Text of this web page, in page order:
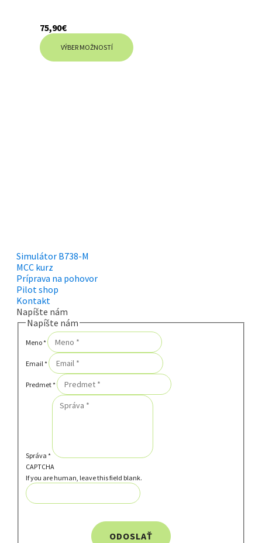
75,90€
VÝBER MOŽNOSTÍ
Simulátor B738-M
MCC kurz
Príprava na pohovor
Pilot shop
Kontakt
Napíšte nám
Napíšte nám
Meno*
Email*
Predmet*
Správa *
CAPTCHA
If you are human, leave this field blank.
ODOSLAŤ